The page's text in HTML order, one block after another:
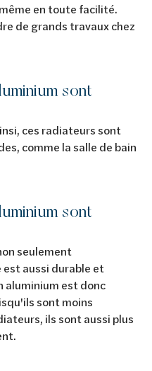
en toute facilité.
de grands travaux chez
sont
ces radiateurs sont
comme la salle de bain
sont
seulement
aussi durable et
aluminium est donc
sont moins
ils sont aussi plus